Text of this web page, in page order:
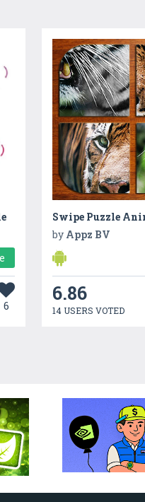
6
Swipe Puzzle
by Appz BV
6.86
14 USERS VOTED